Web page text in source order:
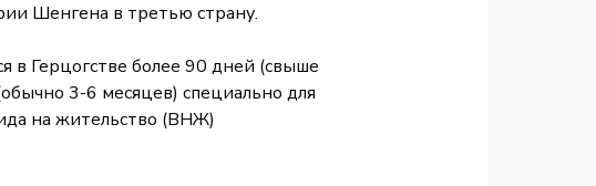
Шенгена в третью страну.
в Герцогстве более 90 дней (свыше
3-6 месяцев) специально для
на жительство (ВНЖ)